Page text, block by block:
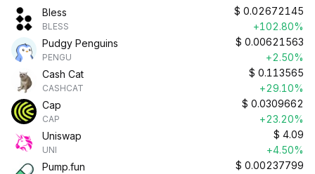
Bless
BLESS
$ 0.02672145
+102.80%
Pudgy Penguins
PENGU
$ 0.00621563
+2.50%
Cash Cat
CASHCAT
$ 0.113565
+29.10%
Cap
CAP
$ 0.0309662
+23.20%
Uniswap
UNI
$ 4.09
+4.50%
Pump.fun
$ 0.00237799